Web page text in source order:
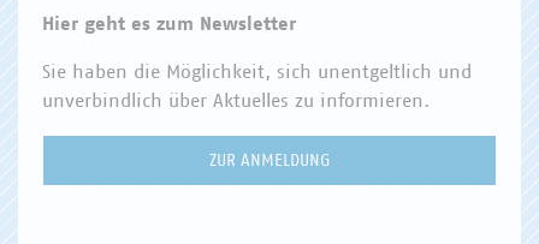
Hier geht es zum Newsletter
Sie haben die Möglichkeit, sich unentgeltlich und
unverbindlich über Aktuelles zu informieren.
ZUR ANMELDUNG